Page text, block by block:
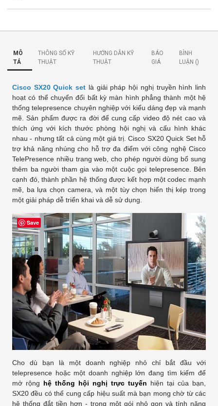
MÔ
TẢ
THÔNG SỐ KỸ
THUẬT
HƯỚNG DẪN KỸ
THUẬT
BÁO
GIÁ
BÌNH
LUẬN ()
Cisco SX20 Quick set là giải pháp hội nghị truyền hình linh
hoạt có thể chuyển đổi bất kỳ màn hình phẳng thành một hệ
thống telepresence chuyên nghiệp với kiểu dáng đẹp và mạnh
mẽ. Sản phẩm được ra đời để cung cấp video độ nét cao và
thích ứng với kích thước phòng hội nghị và cấu hình khác
nhau - nhưng tất cả cùng một giá trị. Cisco SX20 Quick Set hỗ
trợ khả năng nhúng cho hỗ trợ đa điểm với công nghệ Cisco
TelePresence nhiều trang web, cho phép người dùng bổ sung
thêm ba người tham gia vào một cuộc gọi telepresence. Bên
cạnh đó, thành phần hệ thống được kết hợp một codec mạnh
mẽ, ba lựa chọn camera, và một tùy chọn hiển thị kép trong
một giải pháp dễ triển khai và dễ sử dụng.
Cho dù bạn là một doanh nghiệp nhỏ chỉ bắt đầu với
telepresence hoặc một doanh nghiệp lớn đang tìm kiếm để
mở rộng hệ thống hội nghị trực tuyến hiện tại của bạn,
SX20 đều có thể cung cấp hiệu suất mà bạn mong chờ từ các
hệ thống đắt tiền hơn - trong một gói nhỏ gọn và tính năng
Save